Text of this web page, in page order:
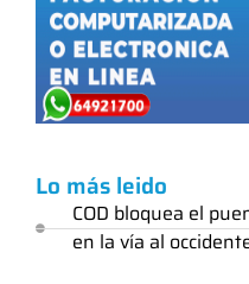
Lo más leido
COD bloquea el
en la vía al